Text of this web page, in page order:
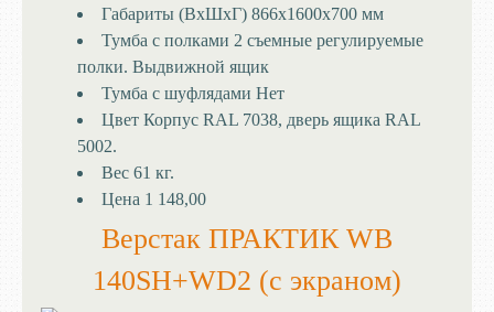
Габариты (ВхШхГ) 866x1600x700 мм
Тумба с полками 2 съемные регулируемые
полки. Выдвижной ящик
Тумба с шуфлядами Нет
Цвет Корпус RAL 7038, дверь ящика RAL
5002.
Вес 61 кг.
Цена 1 148,00
Верстак ПРАКТИК WB
140SH+WD2 (с экраном)